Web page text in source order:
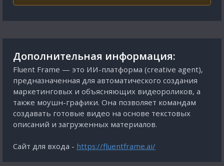
Дополнительная информация:
Fluent Frame — это ИИ-платформа (creative agent),
предназначенная для автоматического создания
маркетинговых и объясняющих видеороликов, а
также моушн-графики. Она позволяет командам
создавать готовые видео на основе текстовых
описаний и загруженных материалов.
Сайт для входа - https://fluentframe.ai/